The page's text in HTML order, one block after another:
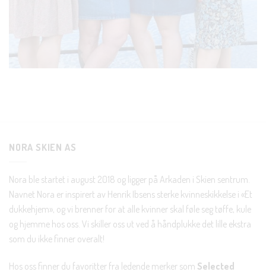
NORA SKIEN AS
Nora ble startet i august 2018 og ligger på Arkaden i Skien sentrum.
Navnet Nora er inspirert av Henrik Ibsens sterke kvinneskikkelse i «Et
dukkehjem», og vi brenner for at alle kvinner skal føle seg tøffe, kule
og hjemme hos oss. Vi skiller oss ut ved å håndplukke det lille ekstra
som du ikke finner overalt!
Hos oss finner du favoritter fra ledende merker som Selected
KUNDEKLUBB
En liten velkomstgave til deg! ❤️
Nei takk, Jeg er ikke interessert